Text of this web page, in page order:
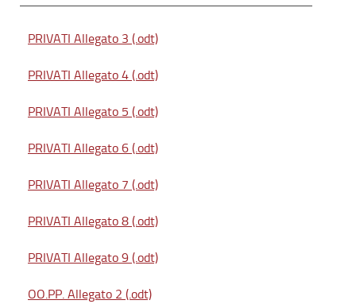
PRIVATI Allegato 3 (.odt)
PRIVATI Allegato 4 (.odt)
PRIVATI Allegato 5 (.odt)
PRIVATI Allegato 6 (.odt)
PRIVATI Allegato 7 (.odt)
PRIVATI Allegato 8 (.odt)
PRIVATI Allegato 9 (.odt)
OO.PP. Allegato 2 (.odt)